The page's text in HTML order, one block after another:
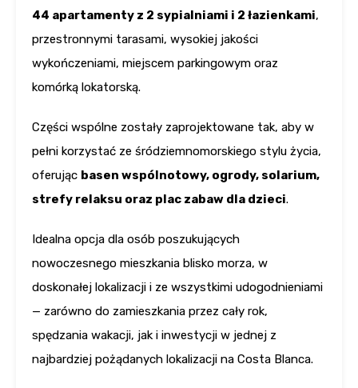
44 apartamenty z 2 sypialniami i 2 łazienkami,
przestronnymi tarasami, wysokiej jakości
wykończeniami, miejscem parkingowym oraz
komórką lokatorską.
Części wspólne zostały zaprojektowane tak, aby w
pełni korzystać ze śródziemnomorskiego stylu życia,
oferując basen wspólnotowy, ogrody, solarium,
strefy relaksu oraz plac zabaw dla dzieci.
Idealna opcja dla osób poszukujących
nowoczesnego mieszkania blisko morza, w
doskonałej lokalizacji i ze wszystkimi udogodnieniami
— zarówno do zamieszkania przez cały rok,
spędzania wakacji, jak i inwestycji w jednej z
najbardziej pożądanych lokalizacji na Costa Blanca.